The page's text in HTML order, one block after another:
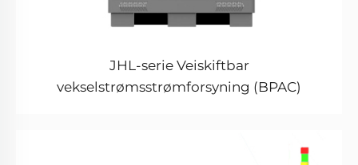
JHL-serie Veiskiftbar
vekselstrømsstrømforsyning (BPAC)